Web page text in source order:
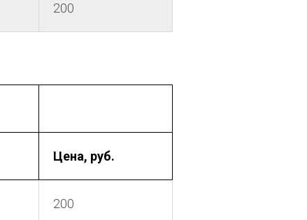
200
Цена, руб.
200